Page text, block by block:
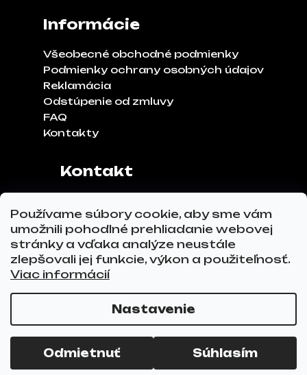
Používame súbory cookie, aby sme vám
umožnili pohodlné prehliadanie webovej
stránky a vďaka analýze neustále
zlepšovali jej funkcie, výkon a použiteľnosť.
Viac informácií
Nastavenie
Odmietnuť Súhlasím
Informácie
Všeobecné obchodné podmienky
Podmienky ochrany osobných údajov
Reklamácia
Odstúpenie od zmluvy
FAQ
Kontakty
Kontakt
Hviezdoslavov
Tel.č.:0911 271 302
Email:info@glovez.sk
Vytvoril Shoptet Premium
Copyright 2026GLOVEZ.sk. Všetky práva
vyhradené.Upraviť nastavenie cookies